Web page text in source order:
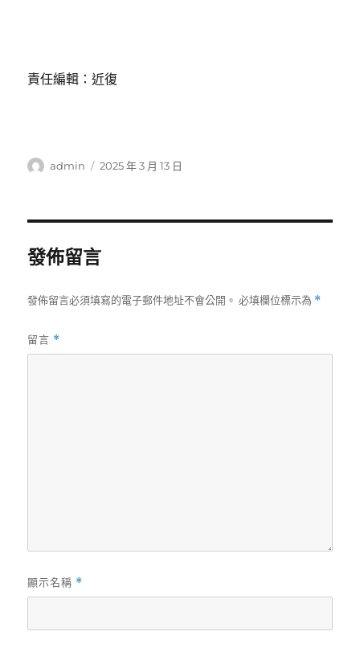
責任編輯：近復
作
admin
發
2025 年 3 月 13 日
發佈留言
發佈留言必須填寫的電子郵件地址不會公開。 必填欄位標示為 *
留言 *
顯示名稱 *